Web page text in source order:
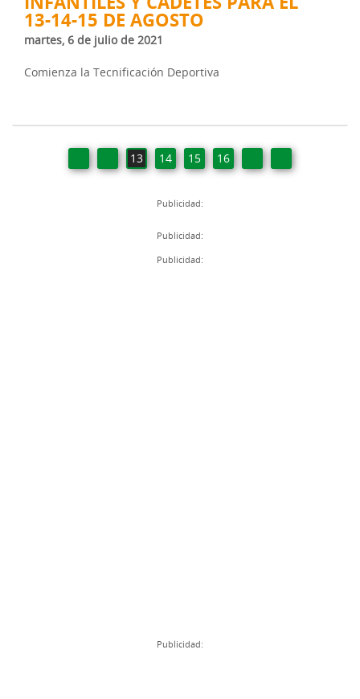
13-14-15 DE AGOSTO
martes, 6 de julio de 2021
Comienza la Tecnificación Deportiva
13 14 15 16
Publicidad:
Publicidad:
Publicidad:
Publicidad: